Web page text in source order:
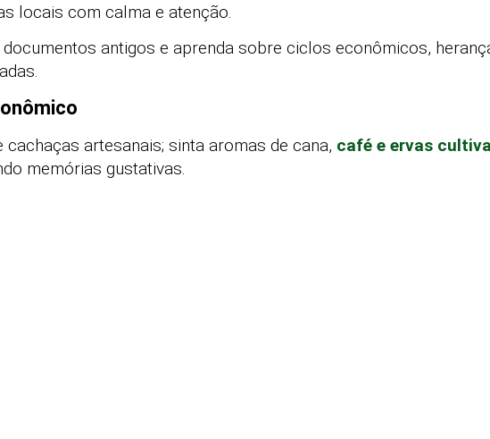
locais com calma e atenção.
antigos e aprenda sobre ciclos econômicos,
artesanais; sinta aromas de cana, café e ervas
memórias gustativas.